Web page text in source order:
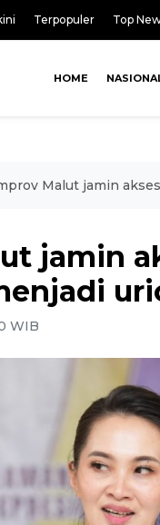
Terpopuler Top
HOME
Malut jamin
jamin
WIB